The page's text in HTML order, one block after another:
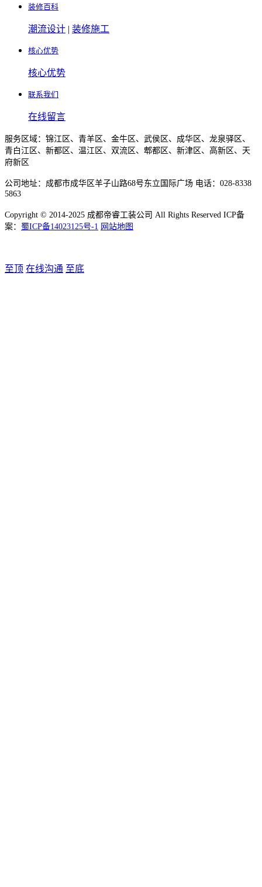
装修百科
潮流设计 | 装修施工
核心优势
核心优势
联系我们
在线留言
服务区域：锦江区、青羊区、金牛区、武侯区、成华区、龙泉驿区、
青白江区、新都区、温江区、双流区、郫都区、新津区、高新区、天
府新区
公司地址：成都市成华区羊子山路68号东立国际广场 电话：028-8338
5863
Copyright © 2014-2025 成都帝睿工装公司 All Rights Reserved ICP备
案： 蜀ICP备14023125号-1 网站地图
至顶 在线沟通 至底